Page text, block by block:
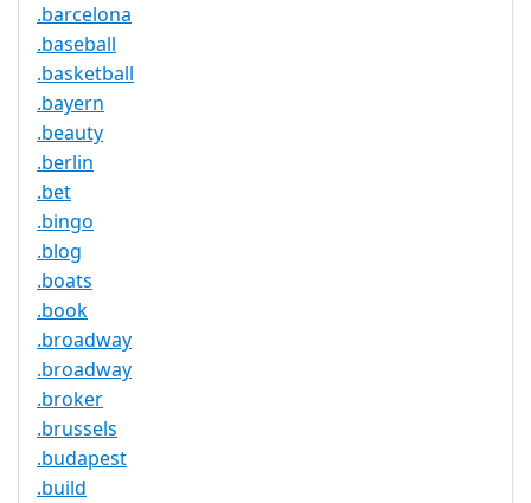
.barcelona
.baseball
.basketball
.bayern
.beauty
.berlin
.bet
.bingo
.blog
.boats
.book
.broadway
.broadway
.broker
.brussels
.budapest
.build